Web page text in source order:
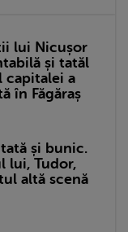
lui Nicușor
și tatăl
capitalei a
în Făgăraș
și bunic.
lui, Tudor,
altă scenă